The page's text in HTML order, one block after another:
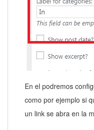
En el podremos
como por ejemplo si
un link se abra en la